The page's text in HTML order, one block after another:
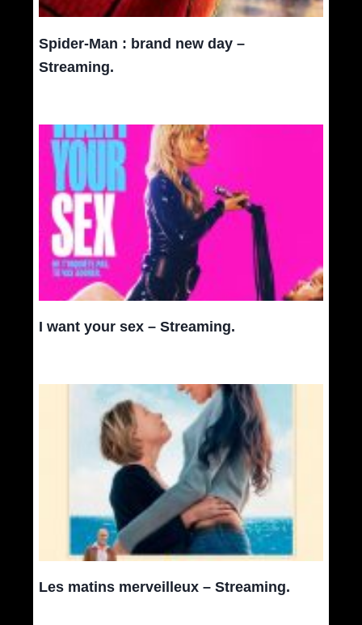
Spider-Man : brand new day –
Streaming.
I want your sex – Streaming.
Les matins merveilleux – Streaming.